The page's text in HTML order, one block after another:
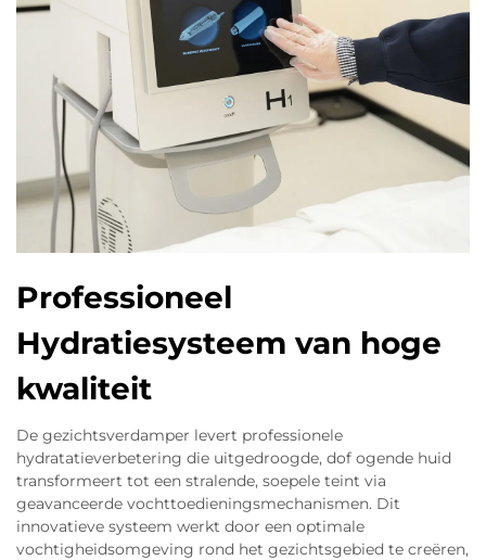
Professioneel
Hydratiesysteem van hoge
kwaliteit
De gezichtsverdamper levert professionele
hydratatieverbetering die uitgedroogde, dof ogende huid
transformeert tot een stralende, soepele teint via
geavanceerde vochttoedieningsmechanismen. Dit
innovatieve systeem werkt door een optimale
vochtigheidsomgeving rond het gezichtsgebied te creëren,